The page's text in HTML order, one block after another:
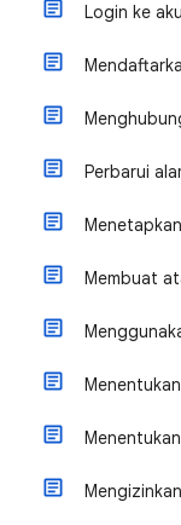
Login ke
Perbarui
Membuat